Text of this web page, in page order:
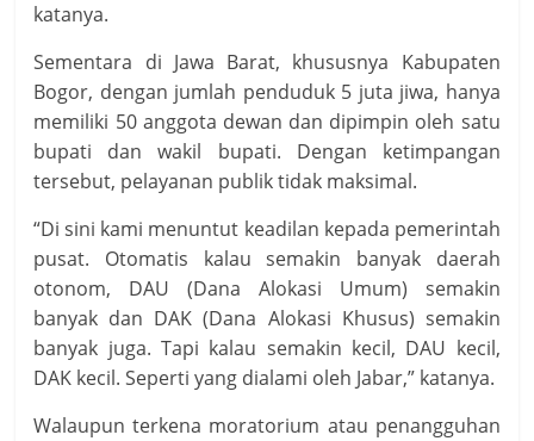
katanya.
Sementara di Jawa Barat, khususnya Kabupaten
Bogor, dengan jumlah penduduk 5 juta jiwa, hanya
memiliki 50 anggota dewan dan dipimpin oleh satu
bupati dan wakil bupati. Dengan ketimpangan
tersebut, pelayanan publik tidak maksimal.
“Di sini kami menuntut keadilan kepada pemerintah
pusat. Otomatis kalau semakin banyak daerah
otonom, DAU (Dana Alokasi Umum) semakin
banyak dan DAK (Dana Alokasi Khusus) semakin
banyak juga. Tapi kalau semakin kecil, DAU kecil,
DAK kecil. Seperti yang dialami oleh Jabar,” katanya.
Walaupun terkena moratorium atau penangguhan